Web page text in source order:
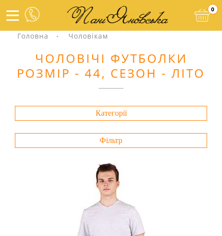
0
Головна Чоловікам
ЧОЛОВІЧІ ФУТБОЛКИ
РОЗМІР - 44, СЕЗОН - ЛІТО
Категорії
Фільтр